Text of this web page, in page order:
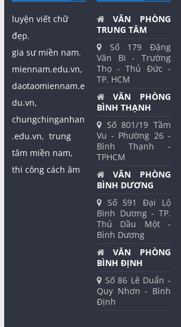
luyện viết chữ
đẹp,
gia sư miền nam,
miennam.edu.vn,
daotaomiennam.e
du.vn,
chungchinganhan
.edu.vn, trung
tâm miền nam,
thi công cách âm
VĂN PHÒNG
TRUNG TÂM
Số 179 Đặng
Văn Bi - Trường
Thọ - Thủ Đức -
TP. HCM
VĂN PHÒNG
BÌNH THẠNH
Số 801/19 Tầm
Vu - Phường 26 -
Bình Thạnh -
TPHCM
VĂN PHÒNG
BÌNH DƯƠNG
Số 591 Đại Lộ
Bình Dương - TP.
Thủ Dầu Một -
Bình Dương
VĂN PHÒNG
BÌNH ĐỊNH
Số 86 Lê Duẩn -
Quy Nhơn - Bình
Định